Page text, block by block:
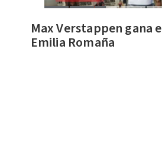
Max Verstappen gana
Emilia Romaña